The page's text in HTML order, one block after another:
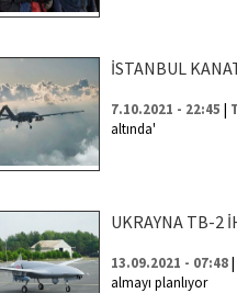
İSTANBUL
7.10.2021 - 22:45 |
altında'
UKRAYNA TB-2
13.09.2021 - 07:48|
almayı planlıyor